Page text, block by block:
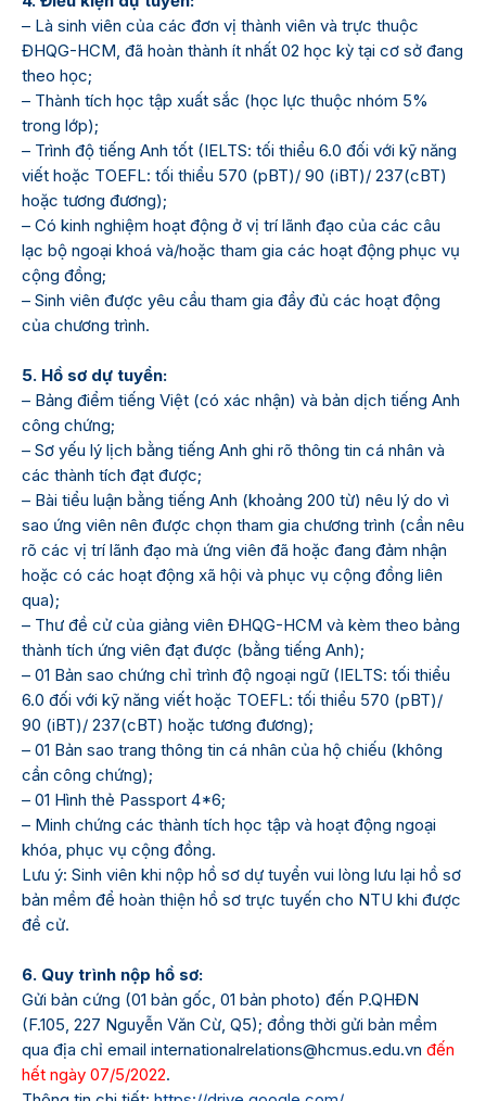
– Là sinh viên của các đơn vị thành viên và trực thuộc
ĐHQG-HCM, đã hoàn thành ít nhất 02 học kỳ tại cơ sở đang
theo học;
– Thành tích học tập xuất sắc (học lực thuộc nhóm 5%
trong lớp);
– Trình độ tiếng Anh tốt (IELTS: tối thiểu 6.0 đối với kỹ năng
viết hoặc TOEFL: tối thiểu 570 (pBT)/ 90 (iBT)/ 237(cBT)
hoặc tương đương);
– Có kinh nghiệm hoạt động ở vị trí lãnh đạo của các câu
lạc bộ ngoại khoá và/hoặc tham gia các hoạt động phục vụ
cộng đồng;
– Sinh viên được yêu cầu tham gia đầy đủ các hoạt động
của chương trình.
5. Hồ sơ dự tuyển:
– Bảng điểm tiếng Việt (có xác nhận) và bản dịch tiếng Anh
công chứng;
– Sơ yếu lý lịch bằng tiếng Anh ghi rõ thông tin cá nhân và
các thành tích đạt được;
– Bài tiểu luận bằng tiếng Anh (khoảng 200 từ) nêu lý do vì
sao ứng viên nên được chọn tham gia chương trình (cần nêu
rõ các vị trí lãnh đạo mà ứng viên đã hoặc đang đảm nhận
hoặc có các hoạt động xã hội và phục vụ cộng đồng liên
qua);
– Thư đề cử của giảng viên ĐHQG-HCM và kèm theo bảng
thành tích ứng viên đạt được (bằng tiếng Anh);
– 01 Bản sao chứng chỉ trình độ ngoại ngữ (IELTS: tối thiểu
6.0 đối với kỹ năng viết hoặc TOEFL: tối thiểu 570 (pBT)/
90 (iBT)/ 237(cBT) hoặc tương đương);
– 01 Bản sao trang thông tin cá nhân của hộ chiếu (không
cần công chứng);
– 01 Hình thẻ Passport 4*6;
– Minh chứng các thành tích học tập và hoạt động ngoại
khóa, phục vụ cộng đồng.
Lưu ý: Sinh viên khi nộp hồ sơ dự tuyển vui lòng lưu lại hồ sơ
bản mềm để hoàn thiện hồ sơ trực tuyến cho NTU khi được
đề cử.
6. Quy trình nộp hồ sơ:
Gửi bản cứng (01 bản gốc, 01 bản photo) đến P.QHĐN
(F.105, 227 Nguyễn Văn Cừ, Q5); đồng thời gửi bản mềm
qua địa chỉ email internationalrelations@hcmus.edu.vn đến
hết ngày 07/5/2022.